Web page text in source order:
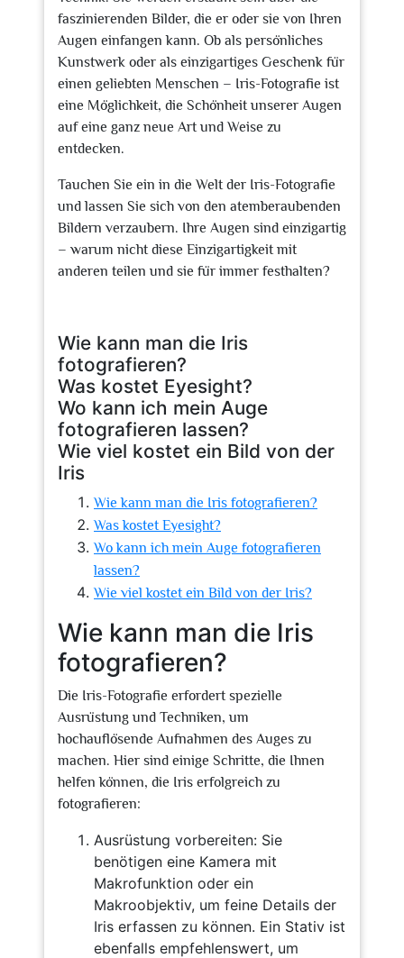
faszinierenden Bilder, die er oder sie von Ihren
Augen einfangen kann. Ob als persönliches
Kunstwerk oder als einzigartiges Geschenk für
einen geliebten Menschen – Iris-Fotografie ist
eine Möglichkeit, die Schönheit unserer Augen
auf eine ganz neue Art und Weise zu
entdecken.
Tauchen Sie ein in die Welt der Iris-Fotografie
und lassen Sie sich von den atemberaubenden
Bildern verzaubern. Ihre Augen sind einzigartig
– warum nicht diese Einzigartigkeit mit
anderen teilen und sie für immer festhalten?
Wie kann man die Iris
fotografieren?
Was kostet Eyesight?
Wo kann ich mein Auge
fotografieren lassen?
Wie viel kostet ein Bild von der
Iris
Wie kann man die Iris fotografieren?
Was kostet Eyesight?
Wo kann ich mein Auge fotografieren
lassen?
Wie viel kostet ein Bild von der Iris?
Wie kann man die Iris
fotografieren?
Die Iris-Fotografie erfordert spezielle
Ausrüstung und Techniken, um
hochauflösende Aufnahmen des Auges zu
machen. Hier sind einige Schritte, die Ihnen
helfen können, die Iris erfolgreich zu
fotografieren:
Ausrüstung vorbereiten: Sie
benötigen eine Kamera mit
Makrofunktion oder ein
Makroobjektiv, um feine Details der
Iris erfassen zu können. Ein Stativ ist
ebenfalls empfehlenswert, um